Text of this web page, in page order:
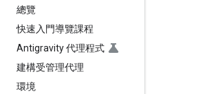
總覽
快速入門導覽課程
Antigravity 代理程式
建構受管理代理
環境